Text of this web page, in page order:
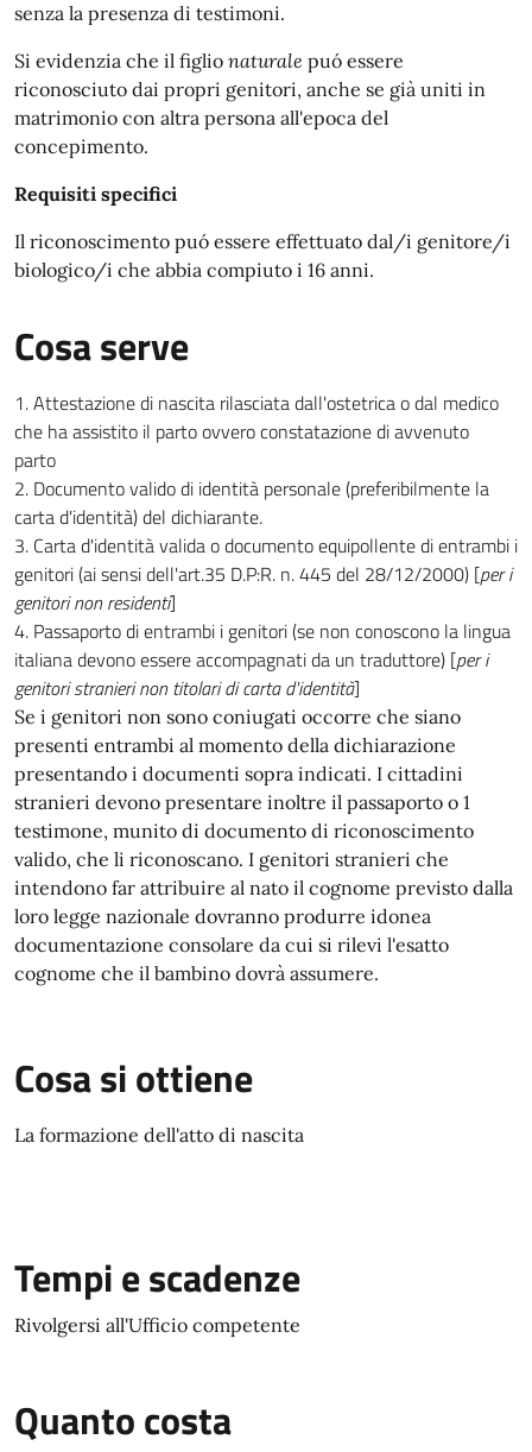
senza la presenza di testimoni.
Si evidenzia che il figlio naturale puó essere
riconosciuto dai propri genitori, anche se già uniti in
matrimonio con altra persona all'epoca del
concepimento.
Requisiti specifici
Il riconoscimento puó essere effettuato dal/i genitore/i
biologico/i che abbia compiuto i 16 anni.
Cosa serve
Attestazione di nascita rilasciata dall'ostetrica o dal medico
che ha assistito il parto ovvero constatazione di avvenuto
parto
Documento valido di identità personale (preferibilmente la
carta d'identità) del dichiarante.
Carta d'identità valida o documento equipollente di entrambi i
genitori (ai sensi dell'art.35 D.P:R. n. 445 del 28/12/2000) [per i
genitori non residenti]
Passaporto di entrambi i genitori (se non conoscono la lingua
italiana devono essere accompagnati da un traduttore) [per i
genitori stranieri non titolari di carta d'identità]
Se i genitori non sono coniugati occorre che siano
presenti entrambi al momento della dichiarazione
presentando i documenti sopra indicati. I cittadini
stranieri devono presentare inoltre il passaporto o 1
testimone, munito di documento di riconoscimento
valido, che li riconoscano. I genitori stranieri che
intendono far attribuire al nato il cognome previsto dalla
loro legge nazionale dovranno produrre idonea
documentazione consolare da cui si rilevi l'esatto
cognome che il bambino dovrà assumere.
Cosa si ottiene
La formazione dell'atto di nascita
Tempi e scadenze
Rivolgersi all'Ufficio competente
Quanto costa